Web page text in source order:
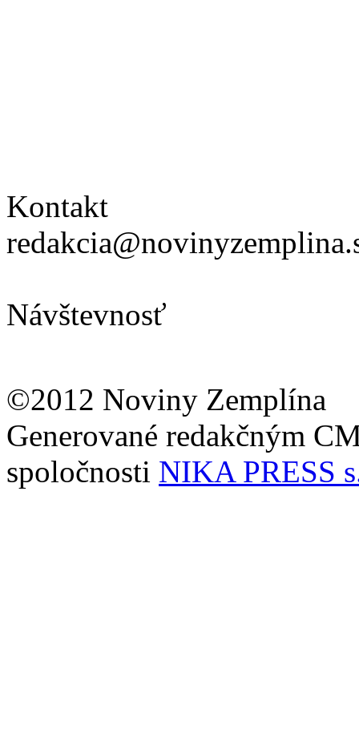
Kontakt
Návštevnosť
©2012 Noviny Zemplína
Generované redakčným
spoločnosti NIKA PRESS